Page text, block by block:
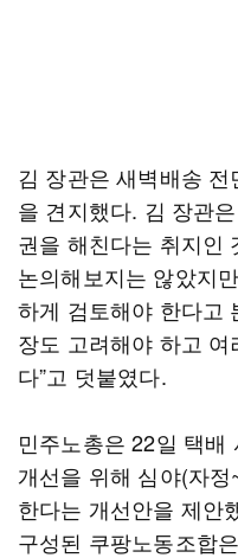
김 장관은 새벽배송
을 견지했다. 김 장관
권을 해친다는 취지인
논의해보지는 않았지
하게 검토해야 한다고
장도 고려해야 하고
다”고 덧붙였다.
민주노총은 22일 택배
개선을 위해 심야(자
한다는 개선안을 제안
구성된 쿠팡노동조합